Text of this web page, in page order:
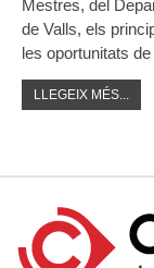
Mestres, del
de Valls, els
les oportunitats
LLEGEIX MÉS...